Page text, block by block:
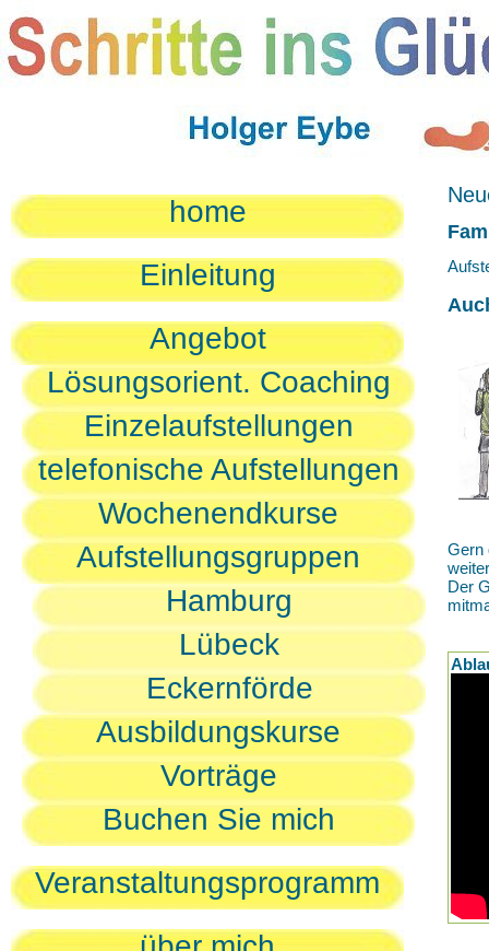
home
Einleitung
Angebot
Lösungsorient. Coaching
Einzelaufstellungen
telefonische Aufstellungen
Wochenendkurse
Aufstellungsgruppen
Hamburg
Lübeck
Eckernförde
Ausbildungskurse
Vorträge
Buchen Sie mich
Veranstaltungsprogramm
Gern
Der